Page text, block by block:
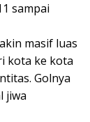
sampai
masif luas
kota ke kota
Golnya
jiwa